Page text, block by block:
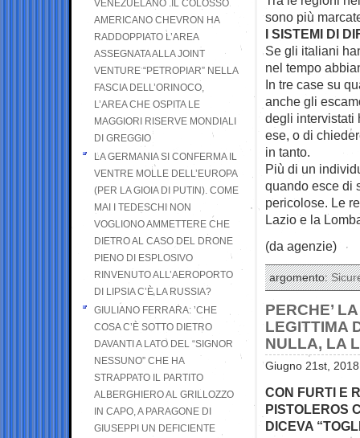
sono più
I SISTEMI DI
Se gli italiani
nel tempo
In tre case su
anche gli
degli intervistati
ese, o di
in tanto.
Più di un
quando esce di
pericolose. Le
Lazio e la
(da agenzie)
argomento:
PERCHE’
LEGITTIMA
NULLA, LA
Giugno 21st,
CON FURTI E
PISTOLEROS
DICEVA
VENEZUELANO .IL COLOSSO
AMERICANO CHEVRON HA
RADDOPPIATO L’AREA
ASSEGNATA ALLA JOINT
VENTURE “PETROPIAR” NELLA
FASCIA DELL’ORINOCO,
L’AREA CHE OSPITA LE
MAGGIORI RISERVE MONDIALI
DI GREGGIO
LA GERMANIA SI CONFERMA IL
VENTRE MOLLE DELL’EUROPA
(PER LA GIOIA DI PUTIN). COME
MAI I TEDESCHI NON
VOGLIONO AMMETTERE CHE
DIETRO AL CASO DEL DRONE
PIENO DI ESPLOSIVO
RINVENUTO ALL’AEROPORTO
DI LIPSIA C’È LA RUSSIA?
GIULIANO FERRARA: ’CHE
COSA C’È SOTTO DIETRO
DAVANTI A LATO DEL “SIGNOR
NESSUNO” CHE HA
STRAPPATO IL PARTITO
ALBERGHIERO AL GRILLOZZO
IN CAPO, A PARAGONE DI
GIUSEPPI UN DEFICIENTE